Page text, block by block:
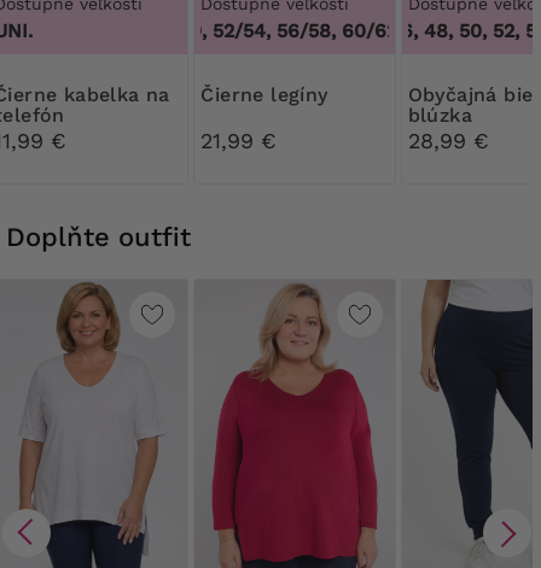
na
€
48/50, 52/54, 56/58, 60/62 48/50, 52/54,
Čierne legíny
21,99 €
44, 46, 48, 50, 52,
Obyčajná biela
blúzka
28,99 €
Doplňte outfit